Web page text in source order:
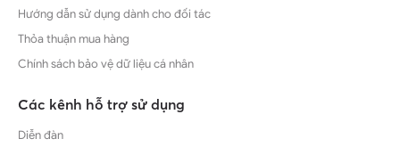
Hướng dẫn sử dụng dành cho đối tác
Thỏa thuận mua hàng
Chính sách bảo vệ dữ liệu cá nhân
Các kênh hỗ trợ sử dụng
Diễn đàn